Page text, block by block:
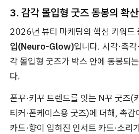
3. 감각 몰입형 굿즈 동봉의 확산
2026년 뷰티 마케팅의 핵심 키워드
입(Neuro-Glow)입니다. 시각·촉
각 몰입형 굿즈가 박스 안에 동봉되
다.
폰꾸·키꾸 트렌드를 잇는 N꾸 굿즈(
티커·폰케이스용 굿즈)에 더해, 촉감
카드·향이 입혀진 인서트 카드·소리